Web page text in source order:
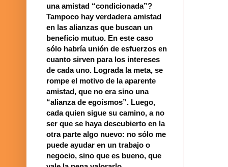
una amistad “condicionada”?
Tampoco hay verdadera amistad
en las alianzas que buscan un
beneficio mutuo. En este caso
sólo habría unión de esfuerzos en
cuanto sirven para los intereses
de cada uno. Lograda la meta, se
rompe el motivo de la aparente
amistad, que no era sino una
“alianza de egoísmos”. Luego,
cada quien sigue su camino, a no
ser que se haya descubierto en la
otra parte algo nuevo: no sólo me
puede ayudar en un trabajo o
negocio, sino que es bueno, que